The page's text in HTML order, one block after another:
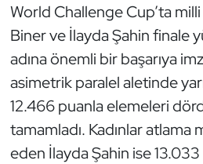
World Challenge Cup’ta
Biner ve İlayda Şahin finale
adına önemli bir başarıya
asimetrik paralel aletinde
12.466 puanla elemeleri
tamamladı. Kadınlar atlama
eden İlayda Şahin ise 13.033
Genel
Golf
Güreş
Halter